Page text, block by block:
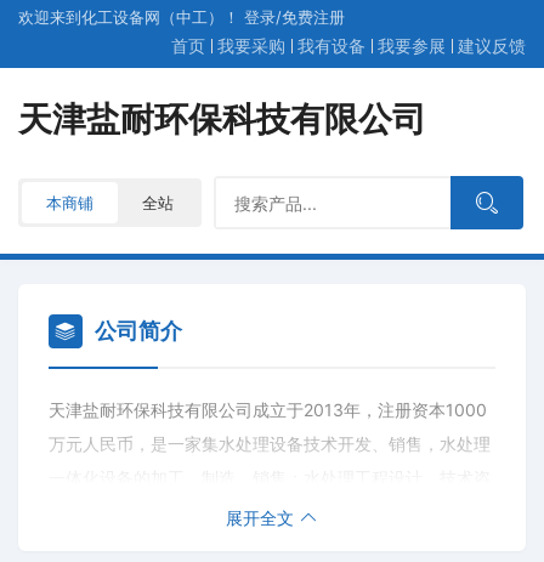
欢迎来到化工设备网（中工）！ 登录/免费注册
首页 我要采购 我有设备 我要参展 建议反馈
天津盐耐环保科技有限公司
本商铺 全站
公司简介
天津盐耐环保科技有限公司成立于2013年，注册资本1000
万元人民币，是一家集水处理设备技术开发、销售，水处理
询、技术服务；水处理设备安装服务；建筑工程施工等多方
展开全文